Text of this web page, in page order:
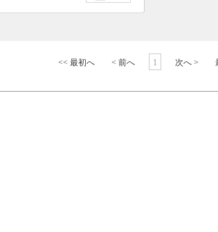
<< 最初へ < 前へ 1 次へ >